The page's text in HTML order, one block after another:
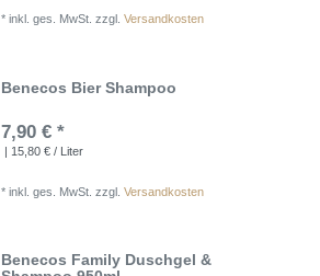
*inkl. ges. MwSt. zzgl.Versandkosten
Benecos Bier Shampoo
7,90 € *
| 15,80 € / Liter
*inkl. ges. MwSt. zzgl.Versandkosten
Benecos Family Duschgel &